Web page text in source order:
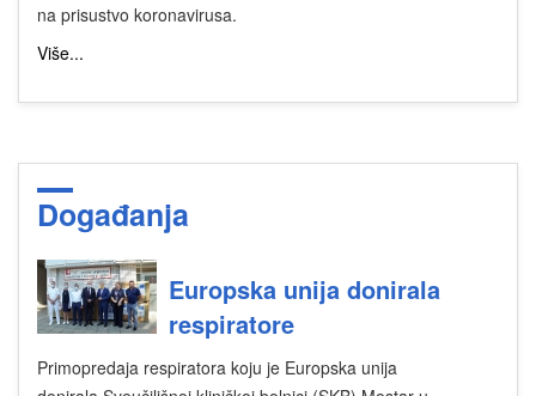
na prisustvo koronavirusa.
Više...
Događanja
Europska unija donirala
respiratore
Primopredaja respiratora koju je Europska unija